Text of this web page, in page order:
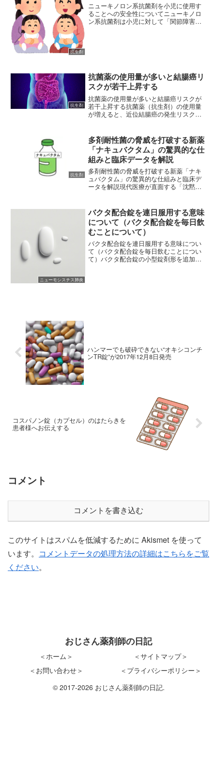
抗生剤
ニューキノロン系抗菌剤を小児に使用す
ることへの安全性についてニューキノロ
ン系抗菌剤は小児に対して「関節障害」
抗生剤
抗菌薬の使用量が多いと結腸癌リ
スクが若干上昇する
抗菌薬の使用量が多いと結腸癌リスクが
若干上昇する抗菌薬（抗生剤）の使用量
が増えると、近位結腸癌の発生リスク
癌の発症リスク増大率はわずかであるこ
とから、あまり過剰に反...
抗生剤
多剤耐性菌の脅威を打破する新薬
「ナキュバクタム」の驚異的な仕
組みと臨床データを解説
多剤耐性菌の脅威を打破する新薬「ナキ
ュバクタム」の驚異的な仕組みと臨床デ
ータを解説現代医療が直面する「沈黙の
心疾患に匹敵する深刻な脅威となってい
ます。これまで魔法の弾...
ニューモシスチス肺炎
バクタ配合錠を連日服用する意味
について（バクタ配合錠を毎日飲
むことについて）
バクタ配合錠を連日服用する意味につい
て（バクタ配合錠を毎日飲むことについ
て）バクタ配合錠の小型錠剤形を追加製
ハンマーでも破砕できない“オキシコンチ
ンTR錠”が2017年12月8日発売
コスパノン錠（カプセル）のはたらきを
患者様へお伝えする
コメント
コメントを書き込む
このサイトはスパムを低減するために Akismet を使って
います。 コメントデータの処理方法の詳細はこちらをご覧
ください。
おじさん薬剤師の日記
＜ホーム＞
＜サイトマップ＞
＜お問い合わせ＞
＜プライバシーポリシー＞
© 2017-2026 おじさん薬剤師の日記.